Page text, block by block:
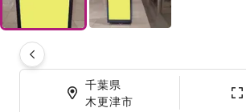
千葉県
木更津市